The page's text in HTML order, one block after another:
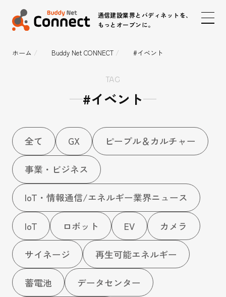
通信建設業界とバディネットを、
もっとオープンに。
事業・ビジネス
IoT・情報通信/エネルギー業界ニュース
Buddy Net ホームページへ
ホーム Buddy Net CONNECT #イベント
TAG
#イベント
全て GX ピープル＆カルチャー
事業・ビジネス
IoT・情報通信/エネルギー業界ニュース
IoT ロボット EV カメラ
サイネージ 再生可能エネルギー
蓄電池 データセンター